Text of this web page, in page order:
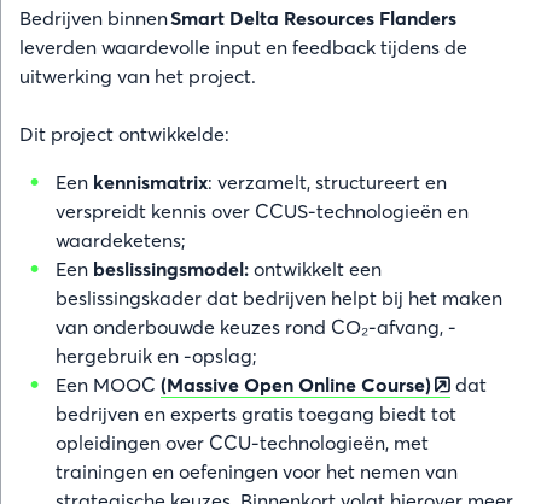
Bedrijven binnenSmart Delta Resources Flanders
leverden waardevolle input en feedback tijdens de
uitwerking van het project.
Dit project ontwikkelde:
Een kennismatrix: verzamelt, structureert en
verspreidt kennis over CCUS-technologieën en
waardeketens;
Een beslissingsmodel: ontwikkelt een
beslissingskader dat bedrijven helpt bij het maken
van onderbouwde keuzes rond CO₂-afvang, -
hergebruik en -opslag;
Een MOOC (Massive Open Online Course)
dat
bedrijven en experts gratis toegang biedt tot
opleidingen over CCU-technologieën, met
trainingen en oefeningen voor het nemen van